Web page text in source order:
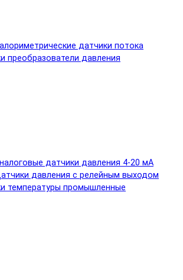
датчики потока
преобразователи давления
датчики давления 4-20 мА
давления с релейным выходом
температуры промышленные